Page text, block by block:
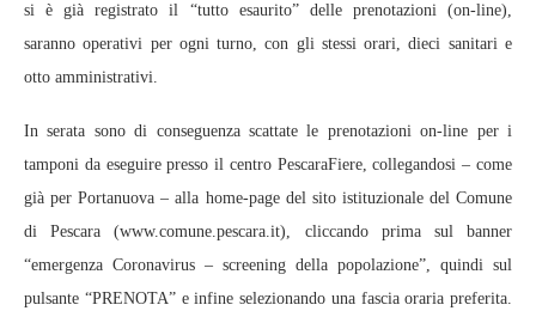
si è già registrato il “tutto esaurito” delle prenotazioni (on-line),
saranno operativi per ogni turno, con gli stessi orari, dieci sanitari e
otto amministrativi.
In serata sono di conseguenza scattate le prenotazioni on-line per i
tamponi da eseguire presso il centro PescaraFiere, collegandosi – come
già per Portanuova – alla home-page del sito istituzionale del Comune
di Pescara (www.comune.pescara.it), cliccando prima sul banner
“emergenza Coronavirus – screening della popolazione”, quindi sul
pulsante “PRENOTA” e infine selezionando una fascia oraria preferita.